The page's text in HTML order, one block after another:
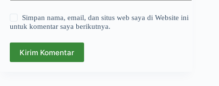
Simpan nama, email, dan situs web saya di Website ini
untuk komentar saya berikutnya.
Kirim Komentar